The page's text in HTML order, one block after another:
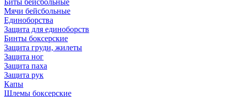
Биты бейсбольные
Мячи бейсбольные
Единоборства
Защита для единоборств
Бинты боксерские
Защита груди, жилеты
Защита ног
Защита паха
Защита рук
Капы
Шлемы боксерские